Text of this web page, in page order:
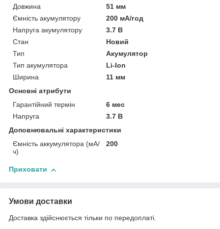
Довжина
51 мм
Ємність акумулятору
200 мА/год
Напруга акумулятору
3.7 В
Стан
Новий
Тип
Акумулятор
Тип акумулятора
Li-Ion
Ширина
11 мм
Основні атрибути
Гарантійний термін
6 мес
Напруга
3.7 В
Доповнювальні характеристики
Ємність аккумулятора (мА/
ч)
200
Приховати
Умови доставки
Доставка здійснюється тільки по передоплаті.